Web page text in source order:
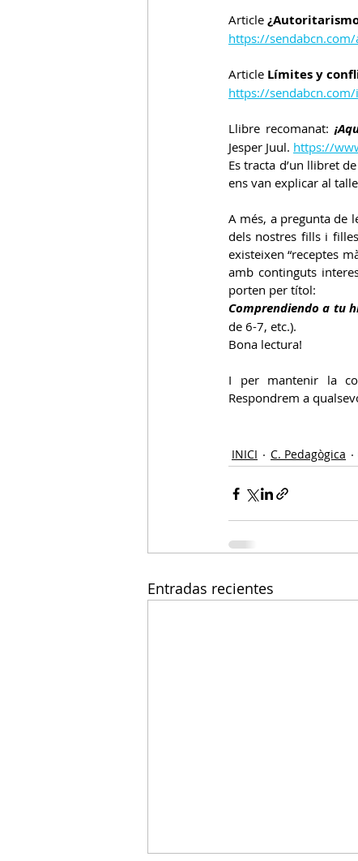
Article
https://
Article Límites y
https://
Llibre recomanat:
Jesper Juul. https://
Es tracta d’un llibret
ens van explicar al
A més, a pregunta de
dels nostres fills i
existeixen “receptes
amb continguts
porten per títol:
Comprendiendo a tu
de 6-7, etc.).
Bona lectura!
I per mantenir la
Respondrem a
INICI C. Pedagògica
Entradas recientes